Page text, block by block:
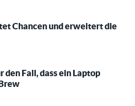
Chancen und erweitert die
den Fall, dass ein Laptop